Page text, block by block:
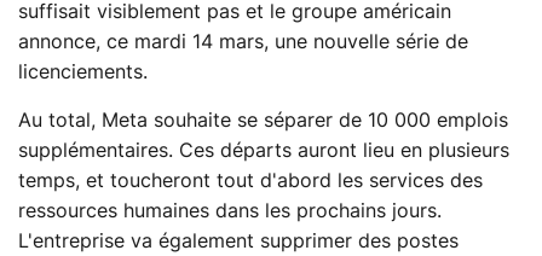
suffisait visiblement pas et le groupe américain
annonce, ce mardi 14 mars, une nouvelle série de
licenciements.
Au total, Meta souhaite se séparer de 10 000 emplois
supplémentaires. Ces départs auront lieu en plusieurs
temps, et toucheront tout d'abord les services des
ressources humaines dans les prochains jours.
L'entreprise va également supprimer des postes